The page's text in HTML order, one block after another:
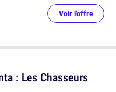
: Les Chasseurs
Voir l'offre